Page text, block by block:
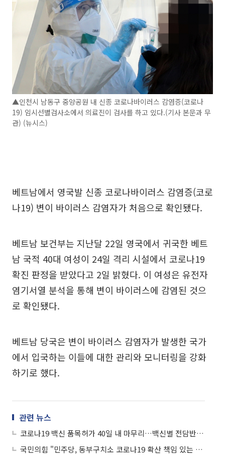
▲인천시 남동구 중앙공원 내 신종 코로나바이러스 감염증(코로나
19) 임시선별검사소에서 의료진이 검사를 하고 있다.(기사 본문과 무
관) (뉴시스)
베트남에서 영국발 신종 코로나바이러스 감염증(코로
나19) 변이 바이러스 감염자가 처음으로 확인됐다.
베트남 보건부는 지난달 22일 영국에서 귀국한 베트
남 국적 40대 여성이 24일 격리 시설에서 코로나19
확진 판정을 받았다고 2일 밝혔다. 이 여성은 유전자
염기서열 분석을 통해 변이 바이러스에 감염된 것으
로 확인됐다.
베트남 당국은 변이 바이러스 감염자가 발생한 국가
에서 입국하는 이들에 대한 관리와 모니터링을 강화
하기로 했다.
관련 뉴스
코로나19 백신 품목허가 40일 내 마무리…백신별 전담반 구성
국민의힘 "민주당, 동부구치소 코로나19 확산 책임 있는 자세 보여야"